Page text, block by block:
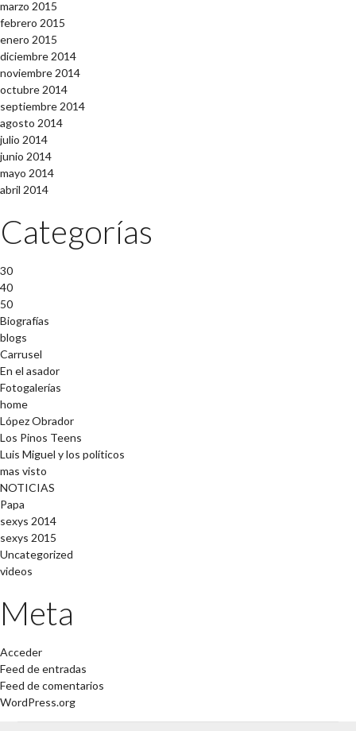
marzo 2015
febrero 2015
enero 2015
diciembre 2014
noviembre 2014
octubre 2014
septiembre 2014
agosto 2014
julio 2014
junio 2014
mayo 2014
abril 2014
Categorías
30
40
50
Biografías
blogs
Carrusel
En el asador
Fotogalerías
home
López Obrador
Los Pinos Teens
Luis Miguel y los políticos
mas visto
NOTICIAS
Papa
sexys 2014
sexys 2015
Uncategorized
videos
Meta
Acceder
Feed de entradas
Feed de comentarios
WordPress.org